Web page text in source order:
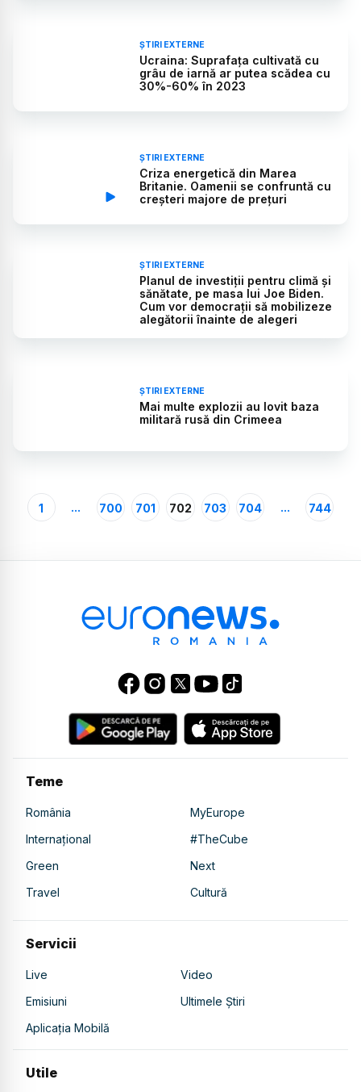
ȘTIRI EXTERNE
Ucraina: Suprafaţa cultivată cu
grâu de iarnă ar putea scădea cu
30%-60% în 2023
ȘTIRI EXTERNE
Criza energetică din Marea
Britanie. Oamenii se confruntă cu
creșteri majore de prețuri
ȘTIRI EXTERNE
Planul de investiții pentru climă și
sănătate, pe masa lui Joe Biden.
Cum vor democrații să mobilizeze
alegătorii înainte de alegeri
ȘTIRI EXTERNE
Mai multe explozii au lovit baza
militară rusă din Crimeea
1 ... 700 701 702 703 704 ... 744
Teme
România
MyEurope
Internațional
#TheCube
Green
Next
Travel
Cultură
Servicii
Live
Video
Emisiuni
Ultimele Știri
Aplicația Mobilă
Utile